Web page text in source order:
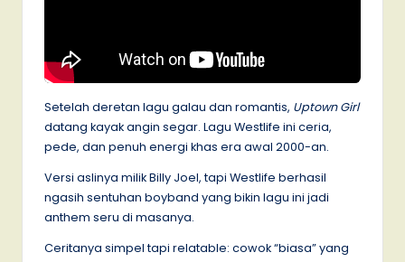
Setelah deretan lagu galau dan romantis, Uptown Girl
datang kayak angin segar. Lagu Westlife ini ceria,
pede, dan penuh energi khas era awal 2000-an.
Versi aslinya milik Billy Joel, tapi Westlife berhasil
ngasih sentuhan boyband yang bikin lagu ini jadi
anthem seru di masanya.
Ceritanya simpel tapi relatable: cowok “biasa” yang